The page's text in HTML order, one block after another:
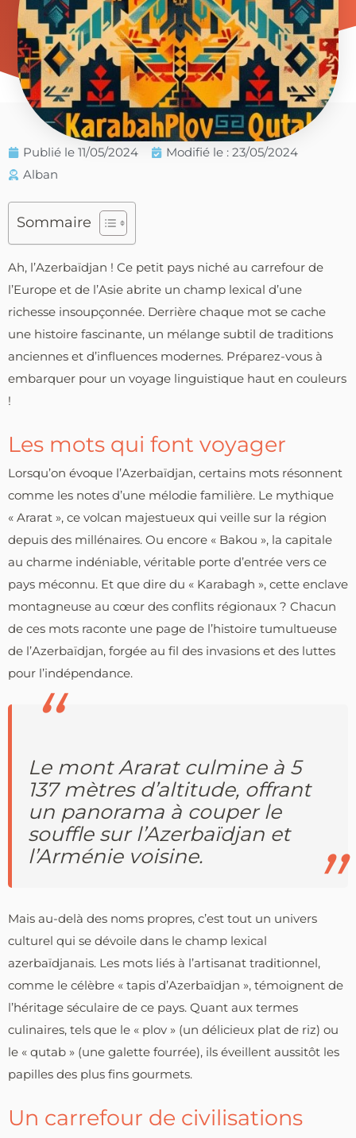
Publié le 11/05/2024
Modifié le : 23/05/2024
Alban
Sommaire
Ah, l’Azerbaïdjan ! Ce petit pays niché au carrefour de
l’Europe et de l’Asie abrite un champ lexical d’une
richesse insoupçonnée. Derrière chaque mot se cache
une histoire fascinante, un mélange subtil de traditions
anciennes et d’influences modernes. Préparez-vous à
embarquer pour un voyage linguistique haut en couleurs
!
Les mots qui font voyager
Lorsqu’on évoque l’Azerbaïdjan, certains mots résonnent
comme les notes d’une mélodie familière. Le mythique
« Ararat », ce volcan majestueux qui veille sur la région
depuis des millénaires. Ou encore « Bakou », la capitale
au charme indéniable, véritable porte d’entrée vers ce
pays méconnu. Et que dire du « Karabagh », cette enclave
montagneuse au cœur des conflits régionaux ? Chacun
de ces mots raconte une page de l’histoire tumultueuse
de l’Azerbaïdjan, forgée au fil des invasions et des luttes
pour l’indépendance.
Le mont Ararat culmine à 5
137 mètres d’altitude, offrant
un panorama à couper le
souffle sur l’Azerbaïdjan et
l’Arménie voisine.
Mais au-delà des noms propres, c’est tout un univers
culturel qui se dévoile dans le champ lexical
azerbaïdjanais. Les mots liés à l’artisanat traditionnel,
comme le célèbre « tapis d’Azerbaïdjan », témoignent de
l’héritage séculaire de ce pays. Quant aux termes
culinaires, tels que le « plov » (un délicieux plat de riz) ou
le « qutab » (une galette fourrée), ils éveillent aussitôt les
papilles des plus fins gourmets.
Un carrefour de civilisations